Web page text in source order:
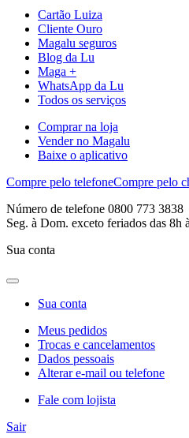
Cartão Luiza
Cliente Ouro
Magalu seguros
Blog da Lu
Maga +
WhatsApp da Lu
Todos os serviços
Comprar na loja
Vender no Magalu
Baixe o aplicativo
Compre pelo telefoneCompre pelo
Número de telefone 0800 773 3838
Seg. à Dom. exceto feriados das 8h
Sua conta
Sua conta
Meus pedidos
Trocas e cancelamentos
Dados pessoais
Alterar e-mail ou telefone
Fale com lojista
Sair